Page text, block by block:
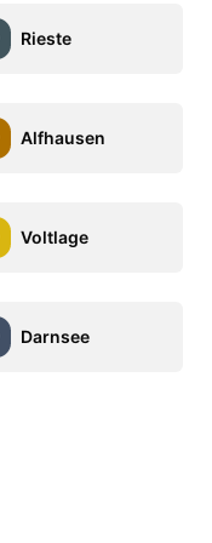
Rieste
Alfhausen
Voltlage
Darnsee